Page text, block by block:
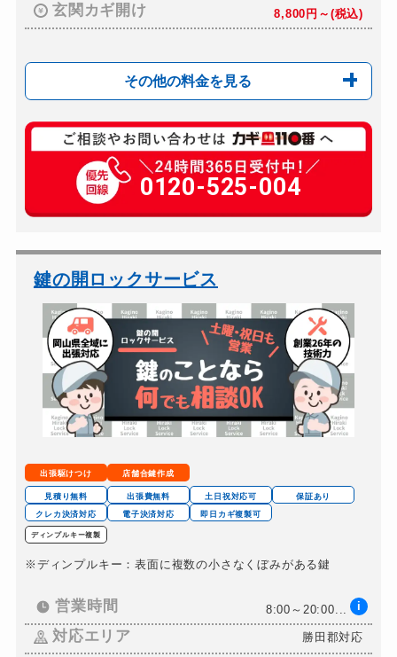
玄関カギ開け 8,800円～(税込)
その他の料金を見る
玄関カギ修理 6,600円～(税込)
玄関カギ交換 12,100円～(税込)
車カギ開け 11,000円～(税込)
金庫カギ開け
金庫カギ修理 8,800円～(税込)
金庫カギ交換 12,100円～(税込)
ロッカーカギ開け 8,800円～(税込)
ドアノブカギ開け 8,800円～(税込)
ドアノブカギ交換 13,200円～(税込)
0120-525-004
鍵の開ロックサービス
出張駆けつけ 店舗合鍵作成
見積り無料 出張費無料 土日祝対応可
保証あり
クレカ決済対応
電子決済対応 即日カギ複製可
ディンプルキー複製
※ディンプルキー：表面に複数の小さなくぼみがある鍵
営業時間 8:00～20:00... i
対応エリア 勝田郡対応